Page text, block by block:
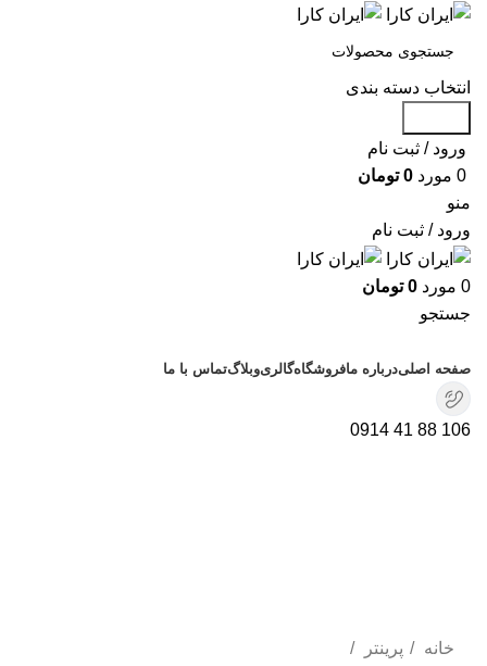
انتخاب دسته بندی
ورود / ثبت نام
0 مورد 0 تومان
منو
ورود / ثبت نام
0 مورد 0 تومان
جستجو
صفحه اصلیدرباره مافروشگاهگالریوبلاگتماس با ما
106 88 41 0914
خانه
پرینتر